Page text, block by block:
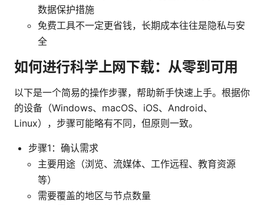
数据保护措施
免费工具不一定更省钱，长期成本往往是隐私与安
全
如何进行科学上网下载：从零到可用
以下是一个简易的操作步骤，帮助新手快速上手。根据你
的设备（Windows、macOS、iOS、Android、
Linux），步骤可能略有不同，但原则一致。
步骤1：确认需求
主要用途（浏览、流媒体、工作远程、教育资源
等）
需要覆盖的地区与节点数量